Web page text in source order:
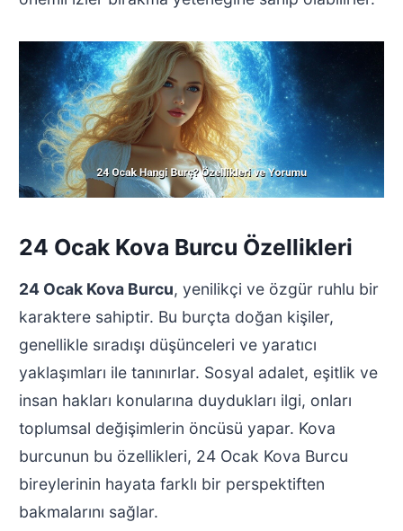
24 Ocak Kova Burcu Özellikleri
24 Ocak Kova Burcu, yenilikçi ve özgür ruhlu bir
karaktere sahiptir. Bu burçta doğan kişiler,
genellikle sıradışı düşünceleri ve yaratıcı
yaklaşımları ile tanınırlar. Sosyal adalet, eşitlik ve
insan hakları konularına duydukları ilgi, onları
toplumsal değişimlerin öncüsü yapar. Kova
burcunun bu özellikleri, 24 Ocak Kova Burcu
bireylerinin hayata farklı bir perspektiften
bakmalarını sağlar.